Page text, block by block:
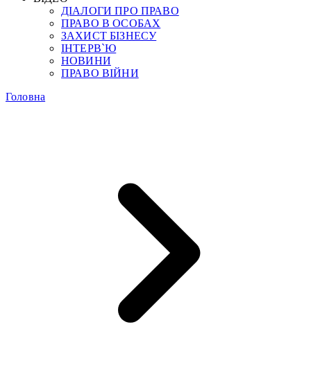
ДІАЛОГИ ПРО ПРАВО
ПРАВО В ОСОБАХ
ЗАХИСТ БІЗНЕСУ
ІНТЕРВ`Ю
НОВИНИ
ПРАВО ВІЙНИ
Головна